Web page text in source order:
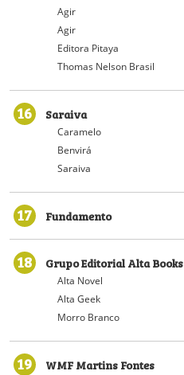
Agir
Agir
Editora Pitaya
Thomas Nelson Brasil
16 Saraiva
Caramelo
Benvirá
Saraiva
17 Fundamento
18 Grupo Editorial Alta Books
Alta Novel
Alta Geek
Morro Branco
19 WMF Martins Fontes